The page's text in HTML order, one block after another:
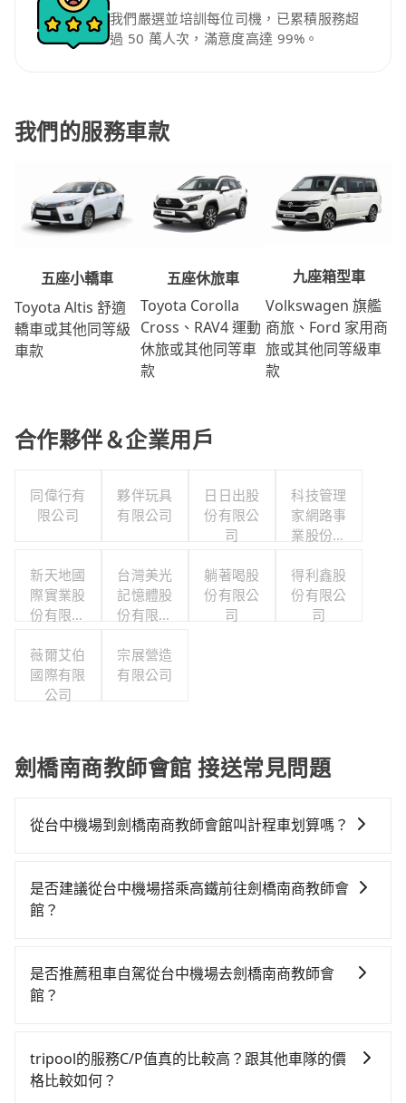
我們嚴選並培訓每位司機，已累積服務超
過 50 萬人次，滿意度高達 99%。
我們的服務車款
五座小轎車
Toyota Altis 舒適
轎車或其他同等級
車款
五座休旅車
Toyota Corolla
Cross、RAV4 運動
休旅或其他同等車
款
九座箱型車
Volkswagen 旗艦
商旅、Ford 家用商
旅或其他同等級車
款
合作夥伴＆企業用戶
同偉行有
限公司
夥伴玩具
有限公司
日日出股
份有限公
司
科技管理
家網路事
業股份有
新天地國
際實業股
份有限公
台灣美光
記憶體股
份有限公
躺著喝股
份有限公
司
得利鑫股
份有限公
司
薇爾艾伯
國際有限
公司
宗展營造
有限公司
劍橋南商教師會館 接送常見問題
從台中機場到劍橋南商教師會館叫計程車划算嗎？
灣大車隊、Uber、Line Taxi、Yoxi等。依照里程跳錶計
算，價格約為4,100~4,900元間，但如改預約tripool可
的4.6%，其叫車的難度是雙北市的20倍。再加上台中市
有些計程車司機不按錶計費，約有27%會採現場議價，
劍橋南商教師會館的最佳選擇。
是否建議從台中機場搭乘高鐵前往劍橋南商教師會
館？
貴、費時！從最早06:25一直到23:07，台中-台南一天最
多有74班次高鐵可搭乘。假設從台中機場 (台中市沙鹿
票並於月台排隊的時間約20分鐘，再乘坐36~54分鐘
（平均45分）的高鐵從台中站前往台南高鐵站，每人票
是否推薦租車自駕從台中機場去劍橋南商教師會
館？
時不需要閉目養神（因為要自己開車），最重要的是你
當天就要來回，那在台中路邊可隨租隨借的iRent應該是
tripool的服務C/P值真的比較高？跟其他車隊的價
格比較如何？